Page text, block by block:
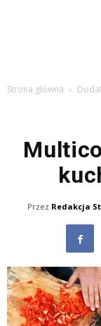
Strona główna
Przez Redakcja